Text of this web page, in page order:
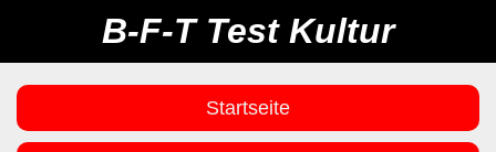
B-F-T Test Kultur
Startseite